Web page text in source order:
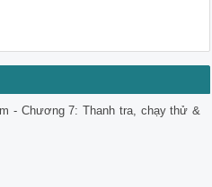
- Chương 7: Thanh tra, chạy thử &